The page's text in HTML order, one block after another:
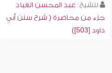
للشيخ: عبد المحسن العباد
جزء من محاضرة ( شرح سنن أبي
داود [503])